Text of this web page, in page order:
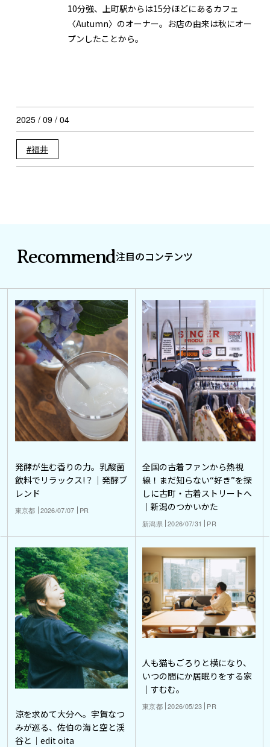
10分強、上町駅からは15分ほどにあるカフェ
〈Autumn〉のオーナー。お店の由来は秋にオー
プンしたことから。
2025 / 09 / 04
福井
Recommend注目のコンテンツ
発酵が生む香りの力。乳酸菌
飲料でリラックス!？｜発酵ブ
レンド
東京都 2026/07/07 PR
全国の古着ファンから熱視
線！まだ知らない“好き”を探
しに古町・古着ストリートへ
｜新潟のつかいかた
新潟県 2026/07/31 PR
涼を求めて大分へ。宇賀なつ
みが巡る、佐伯の海と空と渓
谷と｜edit oita
人も猫もごろりと横になり、
いつの間にか居眠りをする家
｜すむむ。
東京都 2026/05/23 PR